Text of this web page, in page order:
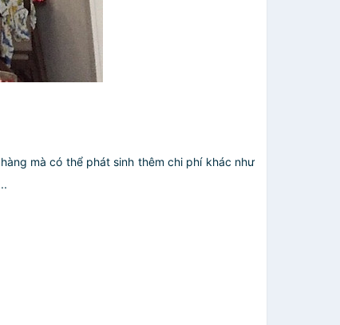
mà có thể phát sinh thêm chi phí khác như